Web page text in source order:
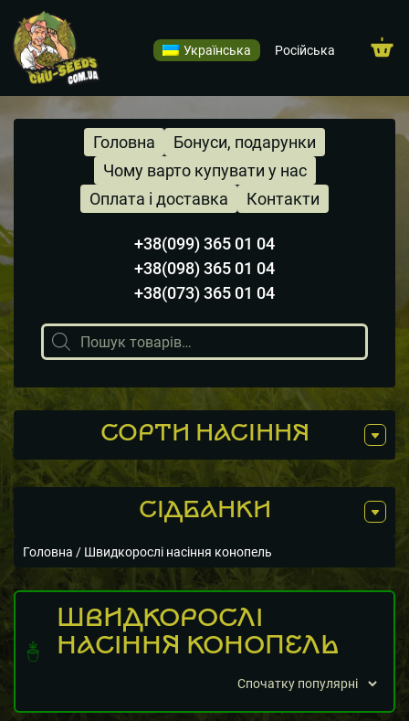
Українська Російська
Головна
Чому варто купувати у нас
Бонуси, подарунки
Оплата і доставка Контакти
+38(099) 365 01 04
+38(098) 365 01 04
+38(073) 365 01 04
Пошук
товарів
СОРТИ НАСІННЯ
СIДБАНКИ
Головна / Швидкорослі насіння конопель
ШВИДКОРОСЛІ
НАСІННЯ КОНОПЕЛЬ